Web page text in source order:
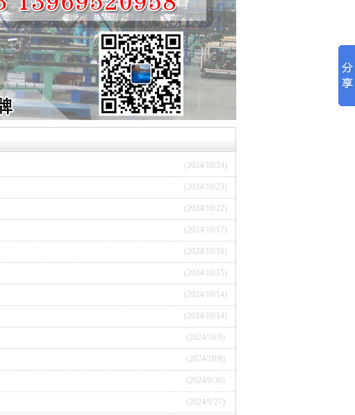
(2024/10/24)
(2024/10/23)
(2024/10/22)
(2024/10/17)
(2024/10/16)
(2024/10/15)
(2024/10/14)
(2024/10/14)
(2024/10/9)
(2024/10/8)
(2024/9/30)
(2024/9/27)